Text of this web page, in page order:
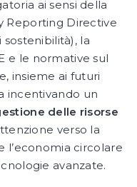
ai sensi della
Reporting Directive
la
e le normative sul
insieme ai futuri
incentivando un
delle risorse
verso la
l’economia circolare
avanzate.